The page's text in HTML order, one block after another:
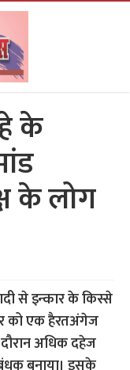
के
के लोग
से इन्कार के किस्से
को एक हैरतअंगेज
अधिक दहेज